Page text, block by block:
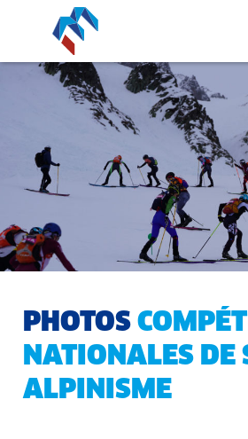
PHOTOS
NATIONALES DE
ALPINISME